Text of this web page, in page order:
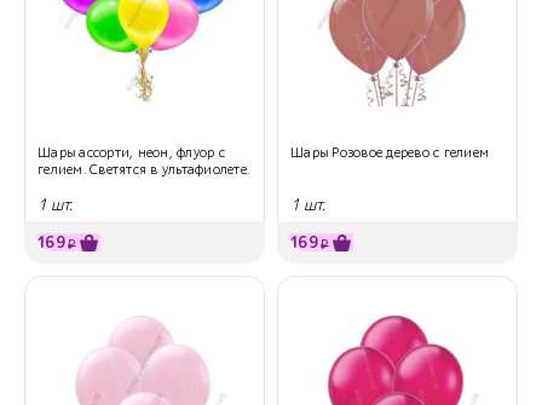
Шары ассорти, неон, флуор с
гелием. Светятся в ультафиолете.
1 шт.
169₽
Шары Розовое дерево с гелием
1 шт.
169₽